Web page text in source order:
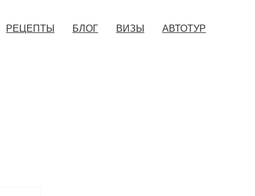
РЕЦЕПТЫ БЛОГ ВИЗЫ АВТОТУР